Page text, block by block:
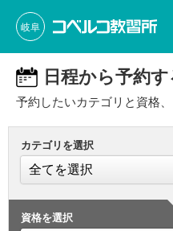
岐阜
日程から予約す
予約したいカテゴリと資格
カテゴリを選択
資格を選択